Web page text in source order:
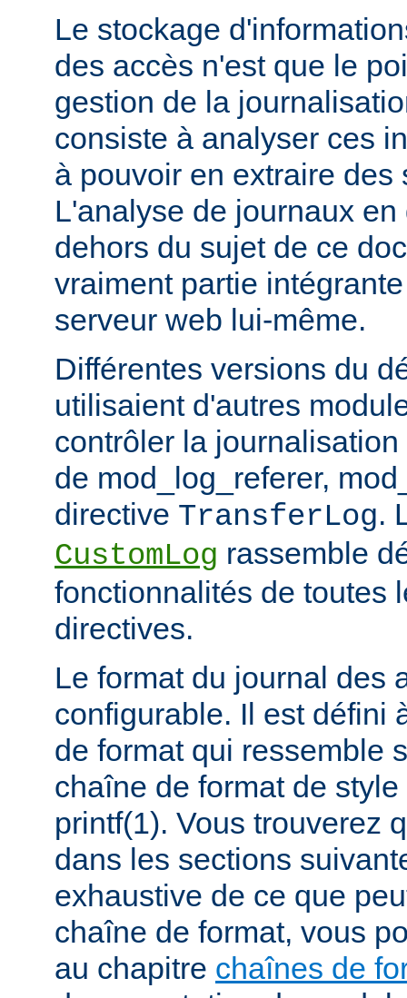
Le stockage
des accès n'est que le
gestion de la
consiste à analyser ces
à pouvoir en extraire des
L'analyse de journaux
dehors du sujet de ce
vraiment partie
serveur web lui-même.
Différentes versions du
utilisaient d'autres
contrôler la
de mod_log_referer,
directive TransferLog.
CustomLog rassemble
fonctionnalités de toutes
directives.
Le format du journal des
configurable. Il est défini
de format qui ressemble
chaîne de format de
printf(1). Vous trouverez
dans les sections
exhaustive de ce que
chaîne de format, vous
au chapitre chaînes de